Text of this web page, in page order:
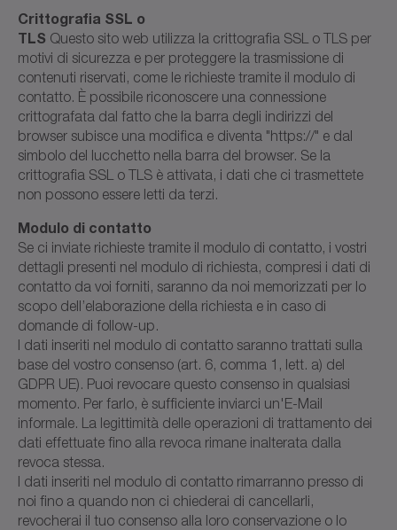
Crittografia SSL o
TLS Questo sito web utilizza la crittografia SSL o TLS per
motivi di sicurezza e per proteggere la trasmissione di
contenuti riservati, come le richieste tramite il modulo di
contatto. È possibile riconoscere una connessione
crittografata dal fatto che la barra degli indirizzi del
browser subisce una modifica e diventa "https://" e dal
simbolo del lucchetto nella barra del browser. Se la
crittografia SSL o TLS è attivata, i dati che ci trasmettete
non possono essere letti da terzi.
Modulo di contatto
Se ci inviate richieste tramite il modulo di contatto, i vostri
dettagli presenti nel modulo di richiesta, compresi i dati di
contatto da voi forniti, saranno da noi memorizzati per lo
scopo dell’elaborazione della richiesta e in caso di
domande di follow-up.
I dati inseriti nel modulo di contatto saranno trattati sulla
base del vostro consenso (art. 6, comma 1, lett. a) del
GDPR UE). Puoi revocare questo consenso in qualsiasi
momento. Per farlo, è sufficiente inviarci un'E-Mail
informale. La legittimità delle operazioni di trattamento dei
dati effettuate fino alla revoca rimane inalterata dalla
revoca stessa.
I dati inseriti nel modulo di contatto rimarranno presso di
noi fino a quando non ci chiederai di cancellarli,
revocherai il tuo consenso alla loro conservazione o lo